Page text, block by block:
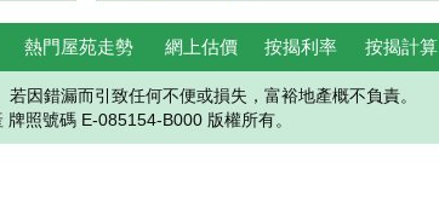
熱門屋苑走勢 網上估價 按揭利率 按揭計算
因錯漏而引致任何不便或損失，富裕地產概不負責。
照號碼 E-085154-B000 版權所有。